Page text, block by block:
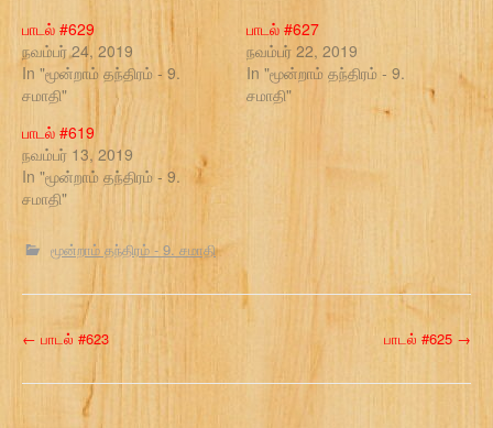
பாடல் #629
நவம்பர் 24, 2019
In "மூன்றாம் தந்திரம் - 9.
சமாதி"
பாடல் #627
நவம்பர் 22, 2019
In "மூன்றாம் தந்திரம் - 9.
சமாதி"
பாடல் #619
நவம்பர் 13, 2019
In "மூன்றாம் தந்திரம் - 9.
சமாதி"
மூன்றாம் தந்திரம் - 9. சமாதி
P
o
← பாடல் #623 பாடல் #625 →